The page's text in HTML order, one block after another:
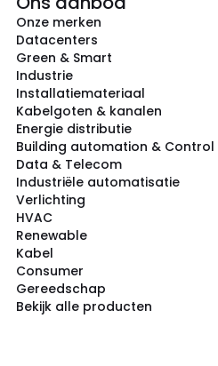
Onze merken
Datacenters
Green & Smart
Industrie
Installatiemateriaal
Kabelgoten & kanalen
Energie distributie
Building automation & Control
Data & Telecom
Industriële automatisatie
Verlichting
HVAC
Renewable
Kabel
Consumer
Gereedschap
Bekijk alle producten